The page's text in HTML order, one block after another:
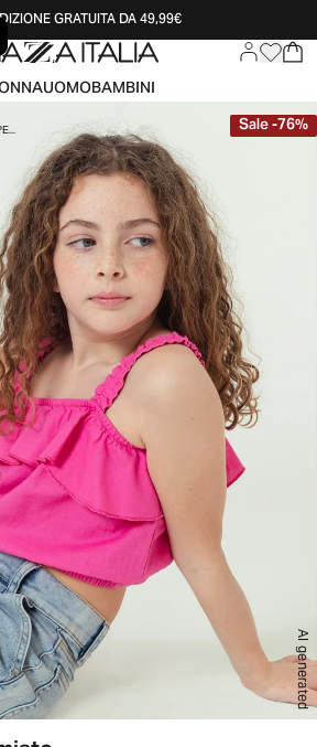
GRATUITA DA 49,99€
UOMOBAMBINI
AI generated
Sale-76%